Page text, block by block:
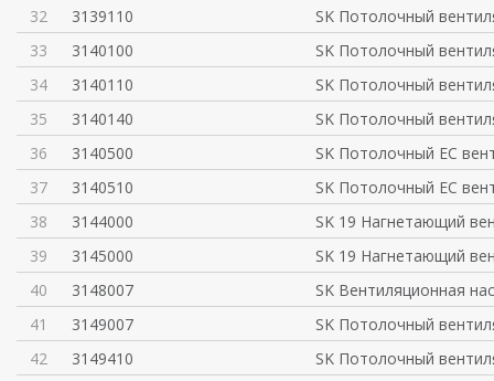
32
3139110
SK Потолочный
33
3140100
SK Потолочный
34
3140110
SK Потолочный
35
3140140
SK Потолочный
36
3140500
SK Потолочный ЕС
37
3140510
SK Потолочный ЕС
38
3144000
SK 19 Нагнетающий
39
3145000
SK 19 Нагнетающий
40
3148007
SK Вентиляционная
41
3149007
SK Потолочный
42
3149410
SK Потолочный